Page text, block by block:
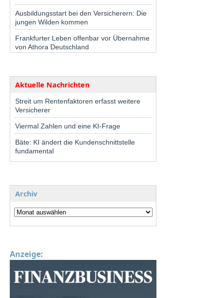
Ausbildungsstart bei den Versicherern: Die
jungen Wilden kommen
Frankfurter Leben offenbar vor Übernahme
von Athora Deutschland
Aktuelle Nachrichten
Streit um Rentenfaktoren erfasst weitere
Versicherer
Viermal Zahlen und eine KI-Frage
Bäte: KI ändert die Kundenschnittstelle
fundamental
Archiv
Anzeige: